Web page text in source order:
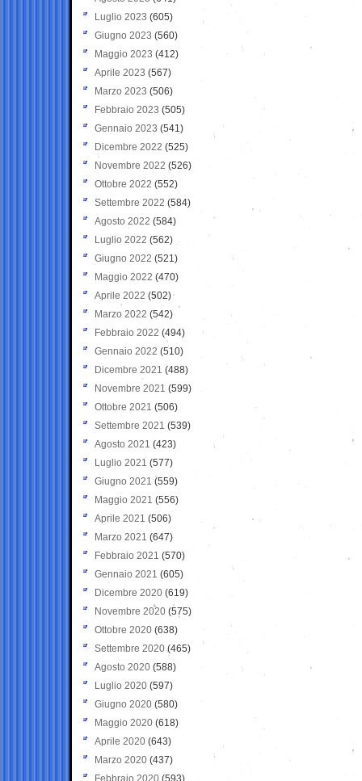
Luglio 2023 (605)
Giugno 2023 (560)
Maggio 2023 (412)
Aprile 2023 (567)
Marzo 2023 (506)
Febbraio 2023 (505)
Gennaio 2023 (541)
Dicembre 2022 (525)
Novembre 2022 (526)
Ottobre 2022 (552)
Settembre 2022 (584)
Agosto 2022 (584)
Luglio 2022 (562)
Giugno 2022 (521)
Maggio 2022 (470)
Aprile 2022 (502)
Marzo 2022 (542)
Febbraio 2022 (494)
Gennaio 2022 (510)
Dicembre 2021 (488)
Novembre 2021 (599)
Ottobre 2021 (506)
Settembre 2021 (539)
Agosto 2021 (423)
Luglio 2021 (577)
Giugno 2021(559)
Maggio 2021 (556)
Aprile 2021 (506)
Marzo 2021 (647)
Febbraio 2021 (570)
Gennaio 2021 (605)
Dicembre 2020 (619)
Novembre 2020 (575)
Ottobre 2020 (638)
Settembre 2020(465)
Agosto 2020 (588)
Luglio 2020 (597)
Giugno 2020 (580)
Maggio 2020 (618)
Aprile 2020 (643)
Marzo 2020 (437)
Febbraio 2020 (593)